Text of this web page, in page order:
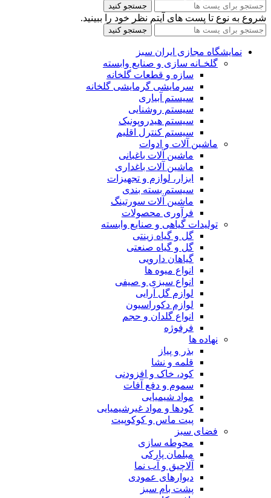
جستجو کنید
شروع به نوع تا پست های آیتم نظر خود را ببینید.
جستجو کنید
نمایشگاه مجازی ایران سبز
گلخـانه سازی و صنایع وابسته
سازه و قطعات گلخانه
سرمایشی گرمایشی گلخانه
سیستم آبیاری
سیستم روشنایی
سیستم هیدروپونیک
سیستم کنترل اقلیم
ماشین آلات و ادوات
ماشین آلات باغبانی
ماشین آلات باغداری
ابزار، لوازم و تجهیزات
سیستم بسته بندی
ماشین آلات سورتینگ
فرآوری محصولات
تولیدات گیاهی و صنایع وابسته
گل و گیاه زینتی
گل و گیاه صنعتی
گیاهان دارویی
انواع میوه ها
انواع سبزی و صیفی
لوازم گل آرایی
لوازم دکوراسیون
انواع گلدان و حجم
فرفوژه
نهاده ها
بذر و پیاز
قلمه و نشا
کود، خاک و افزودنی
سموم و دفع آفات
مواد شیمیایی
کودها و مواد غیرشیمیایی
پیت ماس و کوکوپیت
فضای سبز
محوطه سازی
مبلمان پارکی
آلاچیق و آب نما
دیوارهای عمودی
پشت بام سبز